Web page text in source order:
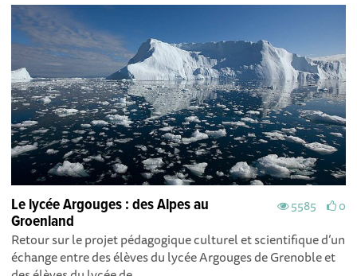
5585 0
Le lycée Argouges : des Alpes au
Groenland
Retour sur le projet pédagogique culturel et scientifique d’un
échange entre des élèves du lycée Argouges de Grenoble et